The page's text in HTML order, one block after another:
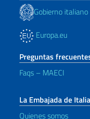
Gobierno italiano
Europa.eu
Preguntas
Faqs – MAECI
La Embajada de
Quienes somos